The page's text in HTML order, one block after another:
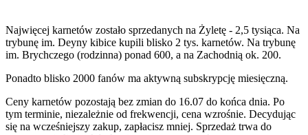
Najwięcej karnetów zostało sprzedanych na Żyletę - 2,5 tysiąca. Na
trybunę im. Deyny kibice kupili blisko 2 tys. karnetów. Na trybunę
im. Brychczego (rodzinna) ponad 600, a na Zachodnią ok. 200.
Ponadto blisko 2000 fanów ma aktywną subskrypcję miesięczną.
Ceny karnetów pozostają bez zmian do 16.07 do końca dnia. Po
tym terminie, niezależnie od frekwencji, cena wzrośnie. Decydując
się na wcześniejszy zakup, zapłacisz mniej. Sprzedaż trwa do